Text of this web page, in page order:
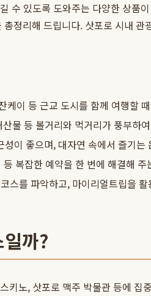
수 있도록 도와주는 다양한 상품
정리해 드립니다. 삿포로 시내
케이 등 근교 도시를 함께 여행할
물 등 볼거리와 먹거리가 풍부하
이 좋으며, 대자연 속에서 즐기
등 복잡한 예약을 한 번에 해결해
스를 파악하고, 마이리얼트립을
까?
키노, 삿포로 맥주 박물관 등에